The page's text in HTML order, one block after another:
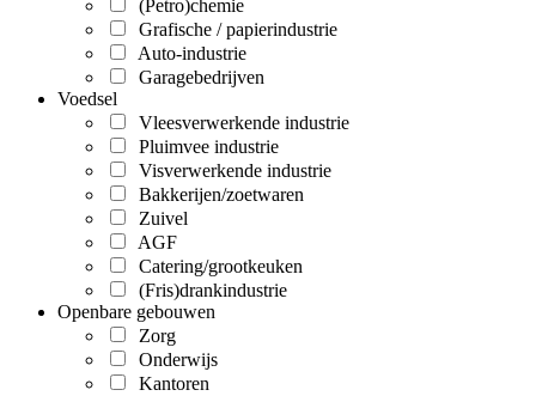
(Petro)chemie
Grafische / papierindustrie
Auto-industrie
Garagebedrijven
Voedsel
Vleesverwerkende industrie
Pluimvee industrie
Visverwerkende industrie
Bakkerijen/zoetwaren
Zuivel
AGF
Catering/grootkeuken
(Fris)drankindustrie
Openbare gebouwen
Zorg
Onderwijs
Kantoren